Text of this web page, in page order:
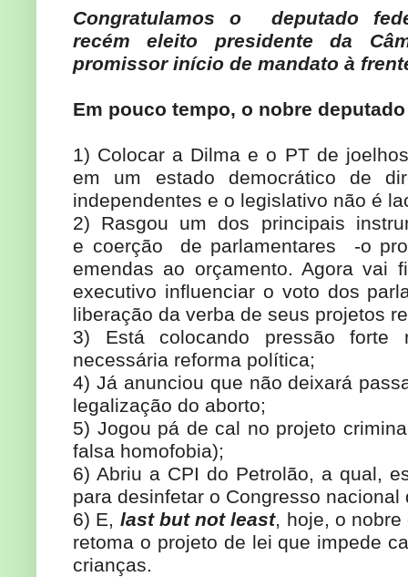
Congratulamos o deputado
recém eleito presidente da
promissor início de mandato à
Em pouco tempo, o nobre
1) Colocar a Dilma e o PT de
em um estado democrático de
independentes e o legislativo não é
2) Rasgou um dos principais
e coerção de parlamentares -o
emendas ao orçamento. Agora vai
executivo influenciar o voto dos
liberação da verba de seus projetos
3) Está colocando pressão forte
necessária reforma política;
4) Já anunciou que não deixará
legalização do aborto;
5) Jogou pá de cal no projeto
falsa homofobia);
6) Abriu a CPI do Petrolão, a qual,
para desinfetar o Congresso nacional
6) E, last but not least, hoje, o
retoma o projeto de lei que impede
crianças.